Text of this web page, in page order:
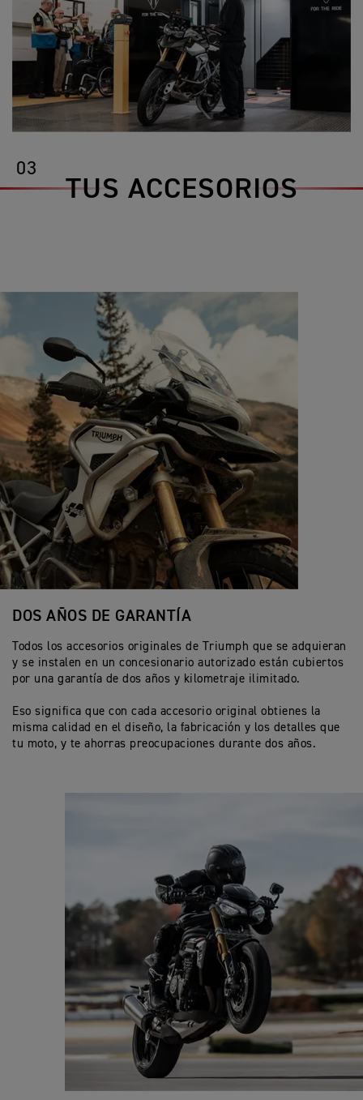
03
TUS ACCESORIOS
DOS AÑOS DE GARANTÍA
Todos los accesorios originales de Triumph que se adquieran
y se instalen en un concesionario autorizado están cubiertos
por una garantía de dos años y kilometraje ilimitado.
Eso significa que con cada accesorio original obtienes la
misma calidad en el diseño, la fabricación y los detalles que
tu moto, y te ahorras preocupaciones durante dos años.